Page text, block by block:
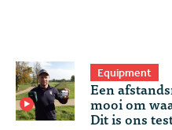
Equipment
Een
mooi om
Dit is ons